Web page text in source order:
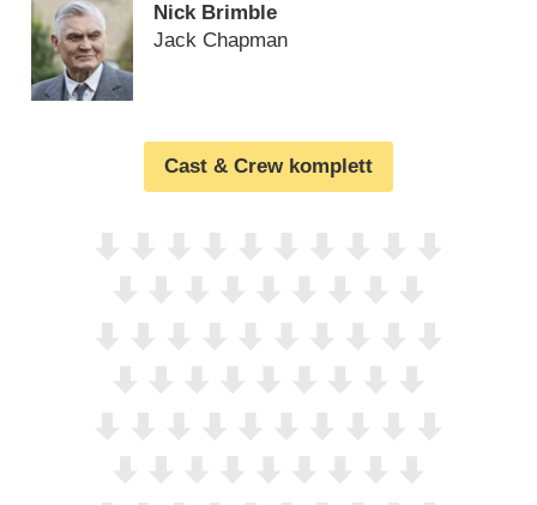
Nick Brimble
Jack Chapman
Cast & Crew komplett